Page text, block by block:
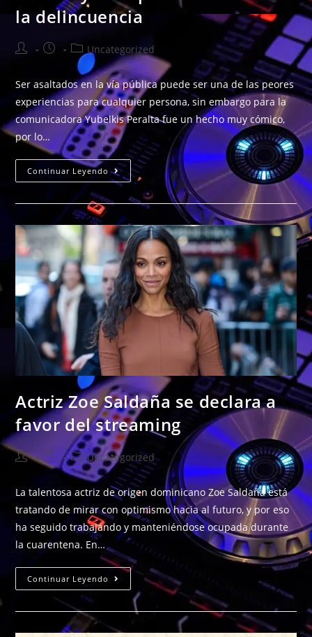
la delincuencia
Uncategorized
Ser asaltados en la vía pública puede ser una de las peores
experiencias para cualquier persona, sin embargo para la
comunicadora Yubelkis Peralta fue un hecho muy cómico,
por lo…
Continuar Leyendo
Actriz Zoe Saldaña se declara a
favor del streaming
Uncategorized
La talentosa actriz de origen dominicano Zoe Saldaña está
tratando de mirar con optimismo hacia al futuro, y por eso
ha seguido trabajando y manteniéndose ocupada durante
la cuarentena. En…
Continuar Leyendo